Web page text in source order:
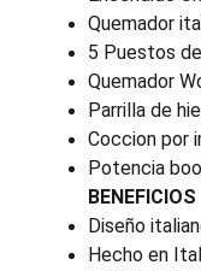
Quemador
5 Puestos
Quemador
Parrilla de
Coccion por
Potencia
BENEFICIOS
Diseño
Hecho en